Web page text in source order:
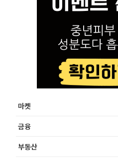
마켓
금융
부동산